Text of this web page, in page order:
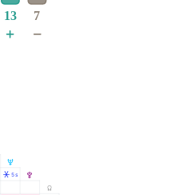
+
13
−
7
U
V
Y
Â 5s